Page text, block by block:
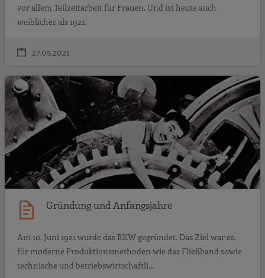
vor allem Teilzeitarbeit für Frauen. Und ist heute auch
weiblicher als 1921.
27.05.2021
Gründung und Anfangsjahre
Am 10. Juni 1921 wurde das RKW gegründet. Das Ziel war es,
für moderne Produktionsmethoden wie das Fließband sowie
technische und betriebswirtschaftli…